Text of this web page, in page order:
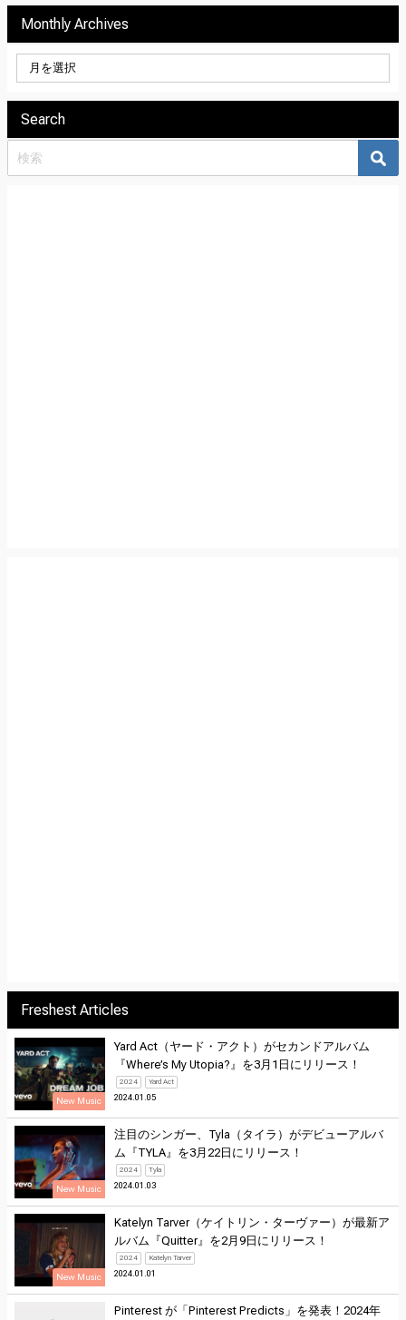
Monthly Archives
Search
Freshest Articles
New Music
Yard Act（ヤード・アクト）がセカンドアルバム
『Where’s My Utopia?』を3月1日にリリース！
2024 Yard Act
2024.01.05
New Music
注目のシンガー、Tyla（タイラ）がデビューアルバ
ム『TYLA』を3月22日にリリース！
2024 Tyla
2024.01.03
New Music
Katelyn Tarver（ケイトリン・ターヴァー）が最新ア
ルバム『Quitter』を2月9日にリリース！
2024 Katelyn Tarver
2024.01.01
Pinterest が「Pinterest Predicts」を発表！2024年